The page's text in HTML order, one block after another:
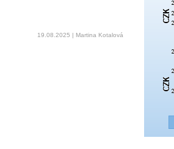
19.08.2025 | Martina Kotalová